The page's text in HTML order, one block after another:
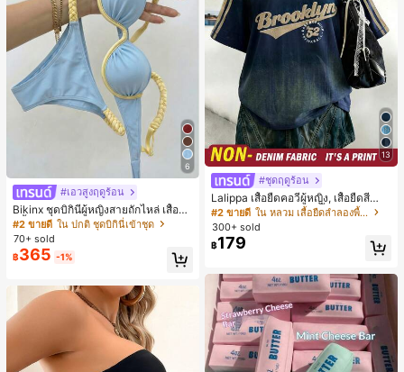
6
#เอวสูงฤดูร้อน
Bikinx ชุดบิกินี่ผู้หญิงสายถักไหล่ เสื้อว่า
ยน้ำวันพีซมีโครงพร้อมสายผูกหลังสีตัด
กัน สำหรับเที่ยวพักผ่อน ชายหาด ฤดูร้อ
น
#2 ขายดี ใน ปกติ ชุดบิกินี่เข้าชุด
70+ sold
฿365 -1%
13
#ชุดฤดูร้อน
Lalippa เสื้อยืดคอวีผู้หญิง, เสื้อยืดสีน้ำเ
งินสไตล์มินิมอลเรโทร, เสื้อยืดผู้หญิงทร
งหลวมสบาย, พิมพ์ตัวอักษรและตัวเลข
ภาษาอังกฤษ, เสื้อสำหรับออกไปเที่ยวฤ
ดูร้อน, ลวดลายดีไซน์, ความรู้สึกพรีเมีย
น, กลางแจ้ง, ช้อปปิ้ง, การเดินทาง, เสื้อ
ผ้ากลางแจ้ง
#2 ขายดี
ใน หลวม เสื้อยืดลำลองพื้นฐาน
300+ sold
฿179